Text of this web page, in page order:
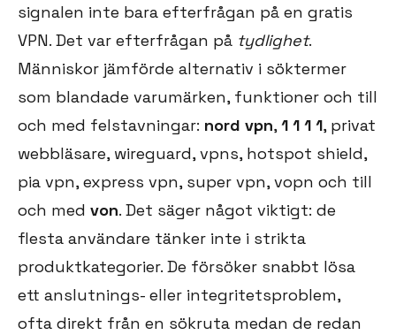
signalen inte bara efterfrågan på en gratis
VPN. Det var efterfrågan på tydlighet.
Människor jämförde alternativ i söktermer
som blandade varumärken, funktioner och till
och med felstavningar: nord vpn,1 1 1 1, privat
webbläsare, wireguard, vpns, hotspot shield,
pia vpn, express vpn, super vpn, vopn och till
och med von. Det säger något viktigt: de
flesta användare tänker inte i strikta
produktkategorier. De försöker snabbt lösa
ett anslutnings- eller integritetsproblem,
ofta direkt från en sökruta medan de redan